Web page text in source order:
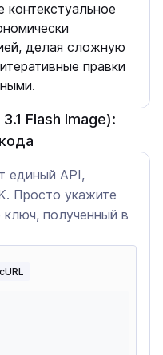
контекстуальное
делая сложную
правки
Flash Image):
единый API,
Просто укажите
ключ, полученный в
cURL